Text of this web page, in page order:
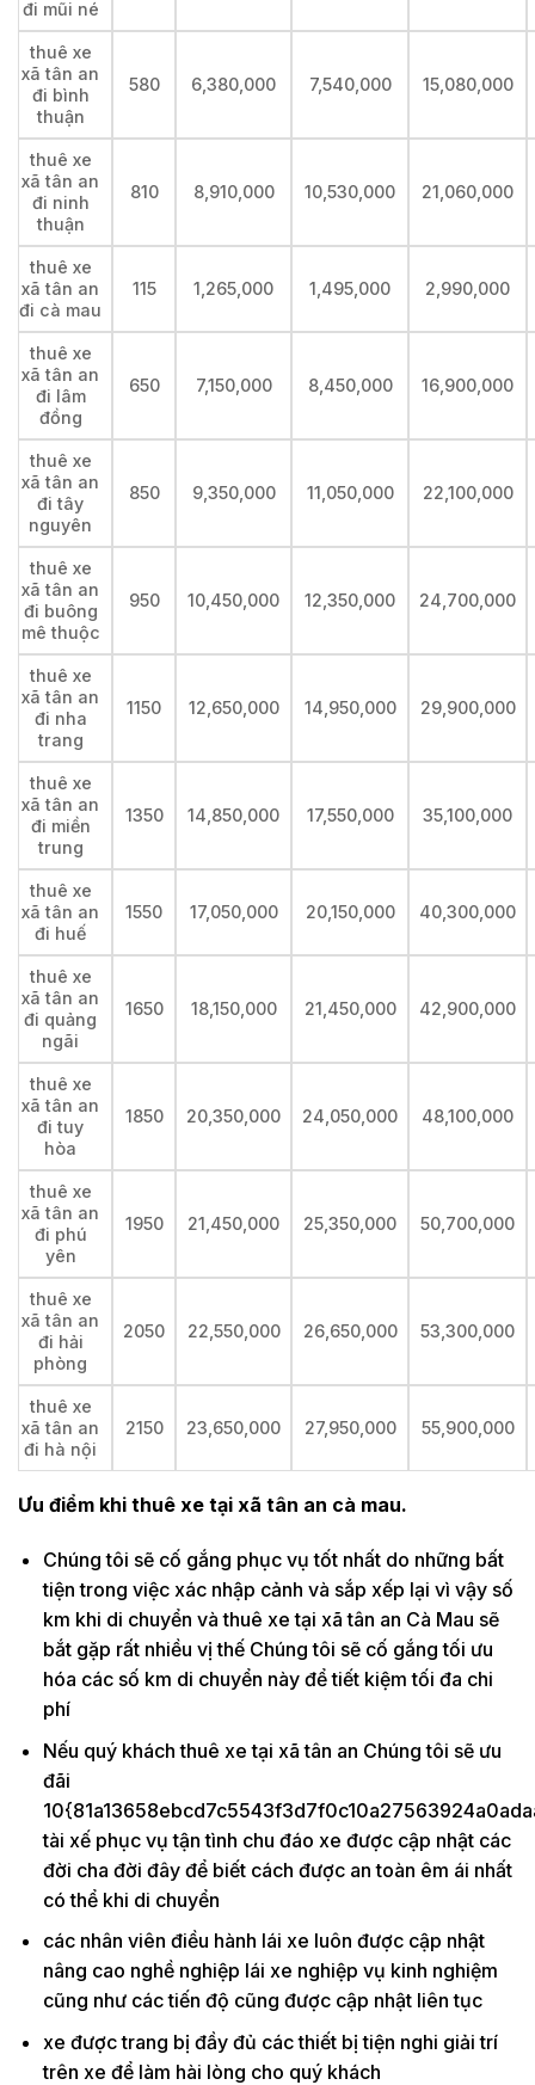
đi mũi né
thuê xe
xã tân an
đi bình
thuận
580 6,380,000 7,540,000 15,080,000
thuê xe
xã tân an
đi ninh
thuận
810 8,910,000 10,530,000 21,060,000
thuê xe
xã tân an
đi cà mau
115 1,265,000 1,495,000 2,990,000
thuê xe
xã tân an
đi lâm
đồng
650 7,150,000 8,450,000 16,900,000
thuê xe
xã tân an
đi tây
nguyên
850 9,350,000 11,050,000 22,100,000
thuê xe
xã tân an
đi buông
mê thuộc
950 10,450,000 12,350,000 24,700,000
thuê xe
xã tân an
đi nha
trang
1150 12,650,000 14,950,000 29,900,000
thuê xe
xã tân an
đi miền
trung
1350 14,850,000 17,550,000 35,100,000
thuê xe
xã tân an
đi huế
1550 17,050,000 20,150,000 40,300,000
thuê xe
xã tân an
đi quảng
ngãi
1650 18,150,000 21,450,000 42,900,000
thuê xe
xã tân an
đi tuy
hòa
1850 20,350,000 24,050,000 48,100,000
thuê xe
xã tân an
đi phú
yên
1950 21,450,000 25,350,000 50,700,000
thuê xe
xã tân an
đi hải
phòng
2050 22,550,000 26,650,000 53,300,000
thuê xe
xã tân an
đi hà nội
2150 23,650,000 27,950,000 55,900,000
Ưu điểm khi thuê xe tại xã tân an cà mau.
Chúng tôi sẽ cố gắng phục vụ tốt nhất do những bất
tiện trong việc xác nhập cảnh và sắp xếp lại vì vậy số
km khi di chuyển và thuê xe tại xã tân an Cà Mau sẽ
bắt gặp rất nhiều vị thế Chúng tôi sẽ cố gắng tối ưu
hóa các số km di chuyển này để tiết kiệm tối đa chi
phí
Nếu quý khách thuê xe tại xã tân an Chúng tôi sẽ ưu
đãi
tài xế phục vụ tận tình chu đáo xe được cập nhật các
đời cha đời đây để biết cách được an toàn êm ái nhất
có thể khi di chuyển
các nhân viên điều hành lái xe luôn được cập nhật
nâng cao nghề nghiệp lái xe nghiệp vụ kinh nghiệm
cũng như các tiến độ cũng được cập nhật liên tục
xe được trang bị đầy đủ các thiết bị tiện nghi giải trí
trên xe để làm hài lòng cho quý khách